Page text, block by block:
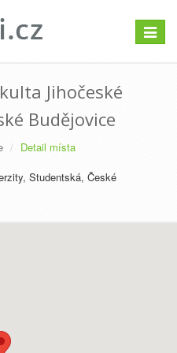
Jihočeské
Budějovice
Detail místa
Studentská, České